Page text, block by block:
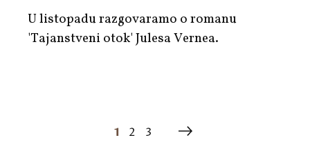
U listopadu razgovaramo o romanu
'Tajanstveni otok' Julesa Vernea.
1 2 3